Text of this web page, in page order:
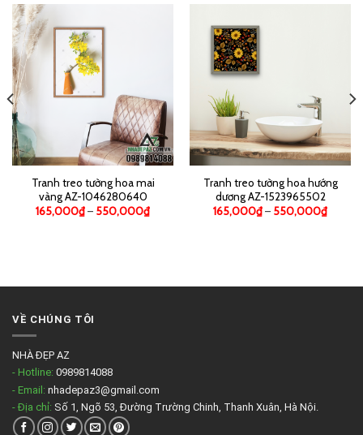
Tranh treo tường hoa mai
vàng AZ-1046280640
165,000₫– 550,000₫
Tranh treo tường hoa hướng
dương AZ-1523965502
165,000₫– 550,000₫
VỀ CHÚNG TÔI
NHÀ ĐẸP AZ
- Hotline: 0989814088
- Email: nhadepaz3@gmail.com
- Địa chỉ: Số 1, Ngõ 53, Đường Trường Chinh, Thanh Xuân, Hà Nội.